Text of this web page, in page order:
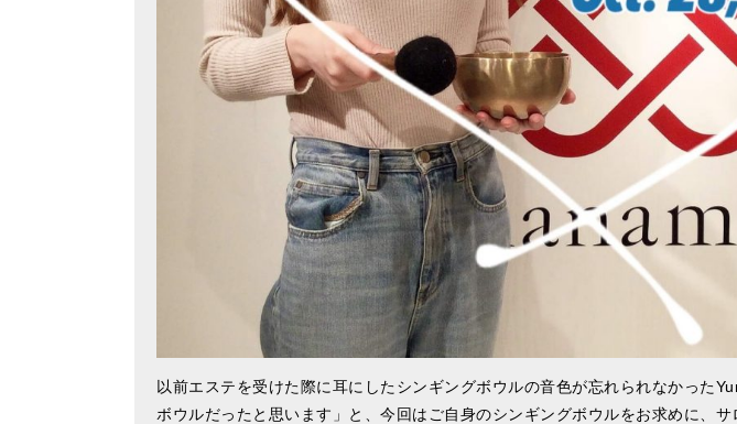
以前エステを受けた際に耳にしたシンギングボウルの音色が忘れられなかった
ボウルだったと思います」と、今回はご自身のシンギングボウルをお求めに、